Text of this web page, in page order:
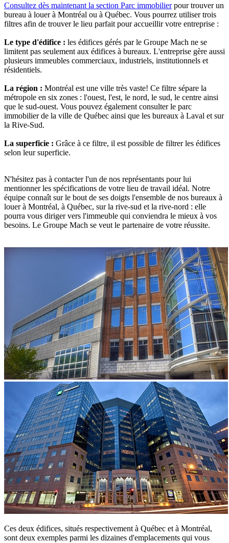
Consultez dès maintenant la section Parc immobilierpour trouver un
bureau à louer à Montréal ou à Québec. Vous pourrez utiliser trois
filtres afin de trouver le lieu parfait pour accueillir votre entreprise :
Le type d'édifice : les édifices gérés par le Groupe Mach ne se
limitent pas seulement aux édifices à bureaux. L'entreprise gère aussi
plusieurs immeubles commerciaux, industriels, institutionnels et
résidentiels.
La région : Montréal est une ville très vaste! Ce filtre sépare la
métropole en six zones : l'ouest, l'est, le nord, le sud, le centre ainsi
que le sud-ouest. Vous pouvez également consulter le parc
immobilier de la ville de Québec ainsi que les bureaux à Laval et sur
la Rive-Sud.
La superficie : Grâce à ce filtre, il est possible de filtrer les édifices
selon leur superficie.
N'hésitez pas à contacter l'un de nos représentants pour lui
mentionner les spécifications de votre lieu de travail idéal. Notre
équipe connaît sur le bout de ses doigts l'ensemble de nos bureaux à
louer à Montréal, à Québec, sur la rive-sud et la rive-nord : elle
pourra vous diriger vers l'immeuble qui conviendra le mieux à vos
besoins. Le Groupe Mach se veut le partenaire de votre réussite.
Ces deux édifices, situés respectivement à Québec et à Montréal,
sont deux exemples parmi les dizaines d'emplacements qui vous